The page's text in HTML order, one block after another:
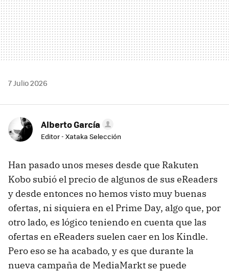
7 Julio 2026
Alberto García
Editor - Xataka Selección
Han pasado unos meses desde que Rakuten
Kobo subió el precio de algunos de sus eReaders
y desde entonces no hemos visto muy buenas
ofertas, ni siquiera en el Prime Day, algo que, por
otro lado, es lógico teniendo en cuenta que las
ofertas en eReaders suelen caer en los Kindle.
Pero eso se ha acabado, y es que durante la
nueva campaña de MediaMarkt se puede